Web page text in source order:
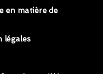
en matière de
légales